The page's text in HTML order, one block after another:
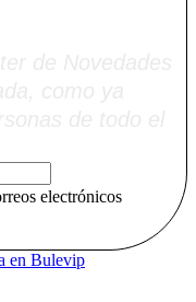
electrónicos